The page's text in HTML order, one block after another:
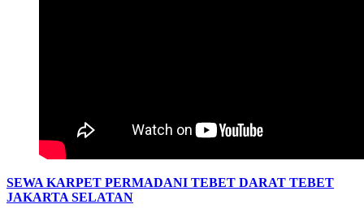
SEWA KARPET PERMADANI TEBET DARAT TEBET
JAKARTA SELATAN